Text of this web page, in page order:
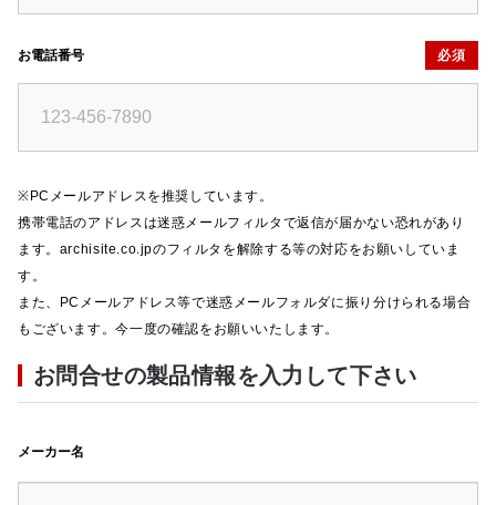
お電話番号 必須
※PCメールアドレスを推奨しています。
携帯電話のアドレスは迷惑メールフィルタで返信が届かない恐れがあり
ます。archisite.co.jpのフィルタを解除する等の対応をお願いしていま
す。
また、PCメールアドレス等で迷惑メールフォルダに振り分けられる場合
もございます。今一度の確認をお願いいたします。
お問合せの製品情報を入力して下さい
メーカー名